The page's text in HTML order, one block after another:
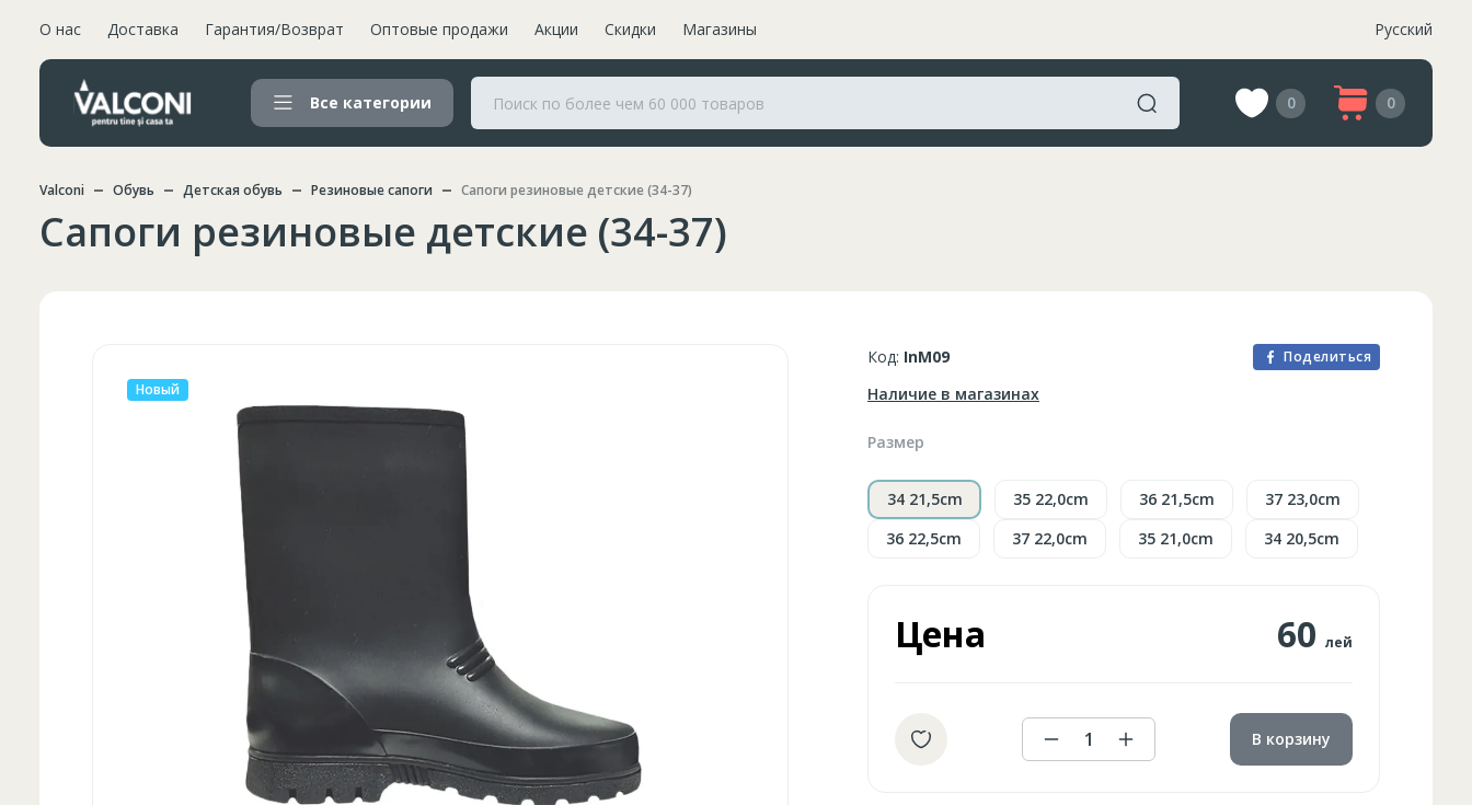
О нас Доставка Гарантия/Возврат Оптовые продажи Акции Скидки Магазины Русский
Все категории 0 0
Valconi Обувь Детская обувь Резиновые сапоги Сапоги резиновые детские (34-37)
Сапоги резиновые детские (34-37)
Новый
Код: InM09 Поделиться
Наличие в магазинах
Размер
34 21,5cm 35 22,0cm 36 21,5cm
37 23,0cm
36 22,5cm
37 22,0cm 35 21,0cm 34 20,5cm
Цена 60 лей
1 В корзину